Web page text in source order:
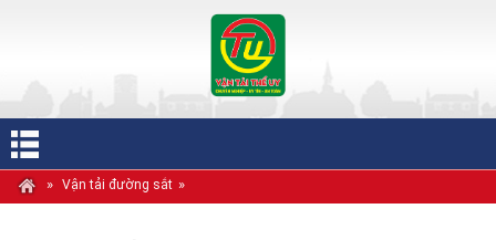
» Vận tải đường sắt »